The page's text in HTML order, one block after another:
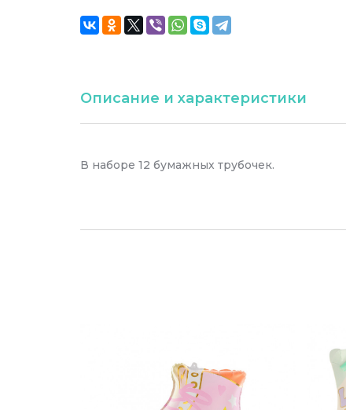
Описание и характеристики
В наборе 12 бумажных трубочек.